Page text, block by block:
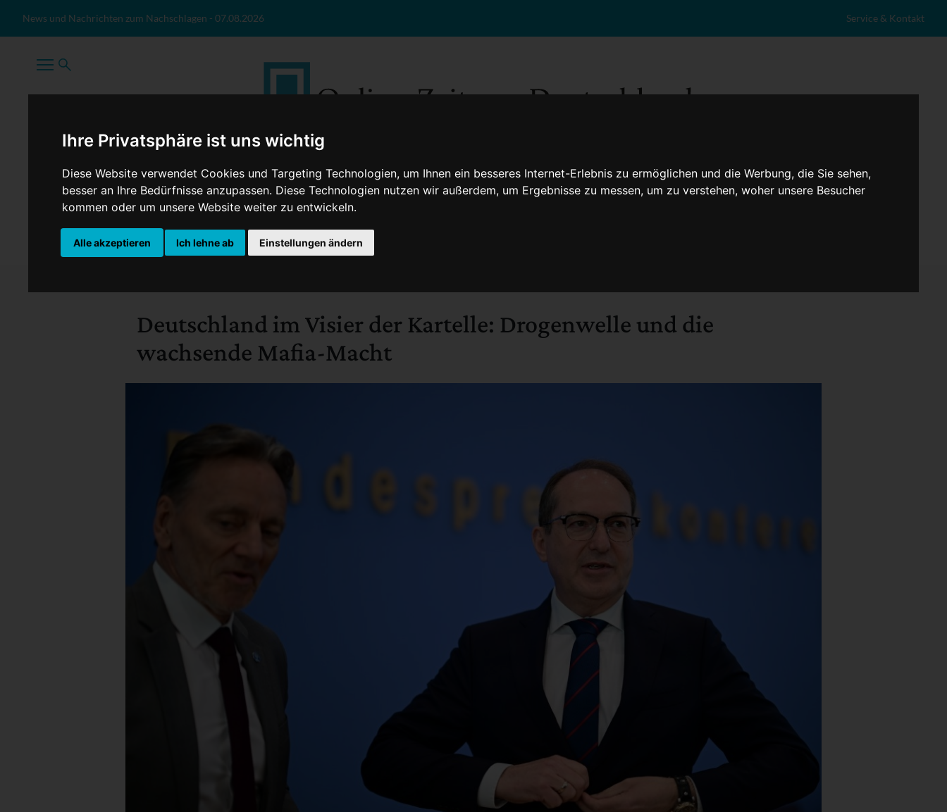
Ihre Privatsphäre ist uns wichtig
Diese Website verwendet Cookies und Targeting Technologien, um Ihnen ein besseres Internet-Erlebnis zu ermöglichen und die Werbung, die Sie sehen,
besser an Ihre Bedürfnisse anzupassen. Diese Technologien nutzen wir außerdem, um Ergebnisse zu messen, um zu verstehen, woher unsere Besucher
kommen oder um unsere Website weiter zu entwickeln.
Alle akzeptieren Ich lehne ab Einstellungen ändern
News und Nachrichten zum Nachschlagen - 07.08.2026 Service & Kontakt
TopNews Politik Sport Wirtschaft Firmennews Gesellschaft
Deutschland im Visier der Kartelle: Drogenwelle und die
wachsende Mafia-Macht